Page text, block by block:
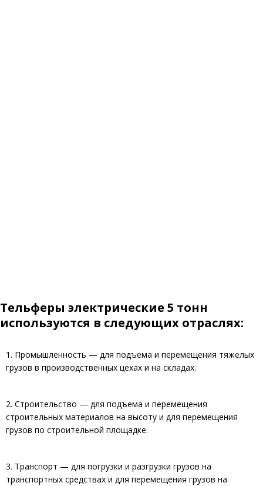
Тельферы электрические 5 тонн
используются в следующих отраслях:
1. Промышленность — для подъема и перемещения тяжелых
грузов в производственных цехах и на складах.
2. Строительство — для подъема и перемещения
строительных материалов на высоту и для перемещения
грузов по строительной площадке.
3. Транспорт — для погрузки и разгрузки грузов на
транспортных средствах и для перемещения грузов на